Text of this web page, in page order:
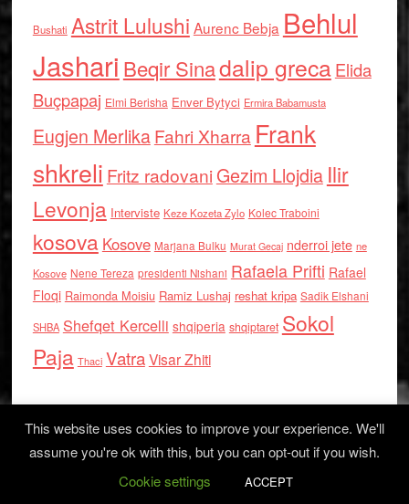
Bushati Astrit Lulushi Aurenc Bebja Behlul
Jashari Beqir Sinadalip grecaElida
Buçpapaj Elmi Berisha Enver Bytyci Ermira Babamusta
Eugjen MerlikaFahri Xharra Frank
shkreli Fritz radovaniGezim Llojdia Ilir
Levonja Interviste Keze Kozeta Zylo Kolec Traboini
kosova Kosove Marjana Bulku Murat Gecaj nderroi jete ne
Kosove Nene Tereza presidenti Nishani Rafaela Prifti Rafael
Floqi Raimonda Moisiu Ramiz Lushaj reshat kripa Sadik Elshani
SHBA Shefqet Kercelli shqiperia shqiptaret Sokol
Paja Thaci VatraVisar Zhiti
Log in
This website uses cookies to improve your experience. We'll
assume you're ok with this, but you can opt-out if you wish.
Cookie settings
ACCEPT